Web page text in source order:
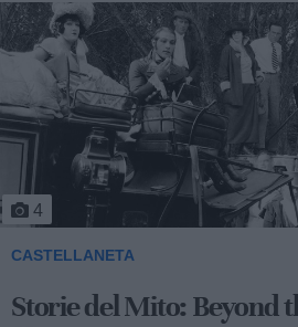
5
CASTELLANETA
Storie del Mito: Uno